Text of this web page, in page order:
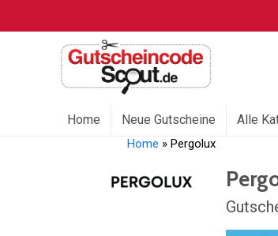
Home Neue Gutscheine Alle
Home »Pergolux